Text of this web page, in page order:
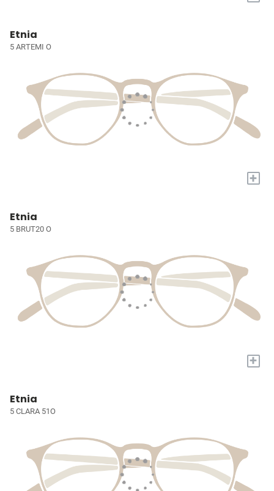
Etnia
5 ARTEMI O
+
Etnia
5 BRUT20 O
+
Etnia
5 CLARA 51O